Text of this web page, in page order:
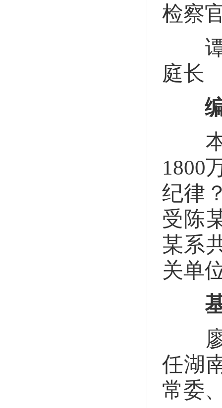
检察
谭
庭长
编
本
1800
纪律
受陈
某系
关单
基
廖
任湖
常委